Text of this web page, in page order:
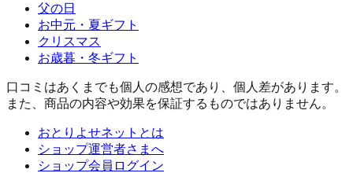
父の日
お中元・夏ギフト
クリスマス
お歳暮・冬ギフト
口コミはあくまでも個人の感想であり、個人差があります。
また、商品の内容や効果を保証するものではありません。
おとりよせネットとは
ショップ運営者さまへ
ショップ会員ログイン